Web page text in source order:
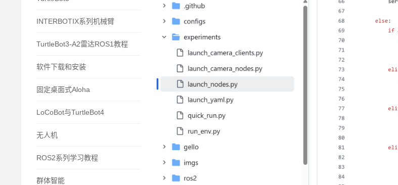
INTERBOTIX系列机械臂
TurtleBot3-A2雷达ROS1教程
软件下载和安装
固定桌面式Aloha
LoCoBot与TurtleBot4
无人机
ROS2系列学习教程
群体智能